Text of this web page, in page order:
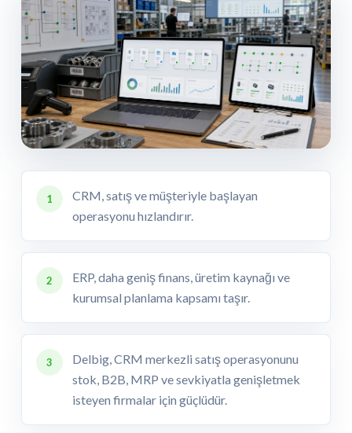
1
CRM, satış ve müşteriyle başlayan
operasyonu hızlandırır.
2
ERP, daha geniş finans, üretim kaynağı ve
kurumsal planlama kapsamı taşır.
3
Delbig, CRM merkezli satış operasyonunu
stok, B2B, MRP ve sevkiyatla genişletmek
isteyen firmalar için güçlüdür.